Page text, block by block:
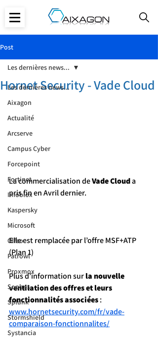
Post
Les dernières news...
Aixagon
Actualité
Arcserve
Campus Cyber
Forcepoint
Fortinet
Infoblox
Kaspersky
Microsoft
Olfeo
Patrowl
Proxmox
Sophos
Splunk
Stormshield
Systancia
Les dernières news...
Hornet Security - Vade Cloud
La commercialisation de Vade Cloud a
pris fin en Avril dernier.
Elle est remplacée par l’offre MSF+ATP
(Plan 1)
Plus d’information sur la nouvelle
ventilation des offres et leurs
fonctionnalités associées :
www.hornetsecurity.com/fr/vade-
comparaison-fonctionnalites/